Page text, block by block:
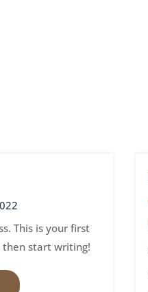
This is your first
then start writing!